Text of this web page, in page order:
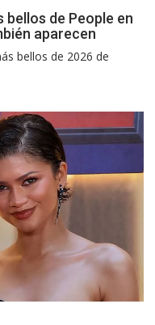
bellos de People en
aparecen
bellos de 2026 de